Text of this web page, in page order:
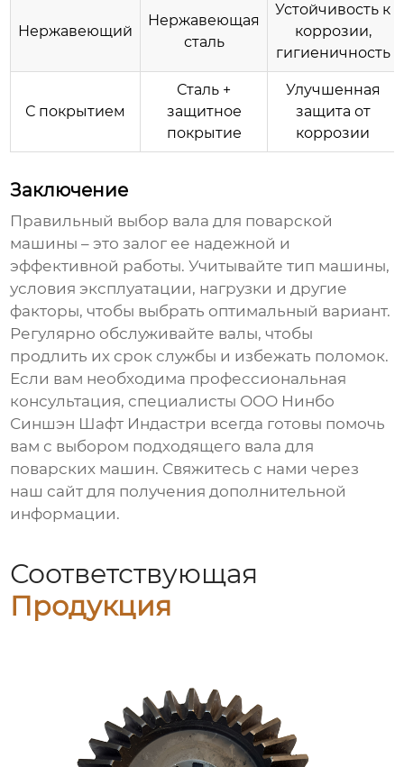
Нержавеющий
Нержавеющая
сталь
Устойчивость к
коррозии,
гигиеничность
С покрытием
Сталь +
защитное
покрытие
Улучшенная
защита от
коррозии
Заключение
Правильный выбор вала для поварской
машины – это залог ее надежной и
эффективной работы. Учитывайте тип машины,
условия эксплуатации, нагрузки и другие
факторы, чтобы выбрать оптимальный вариант.
Регулярно обслуживайте валы, чтобы
продлить их срок службы и избежать поломок.
Если вам необходима профессиональная
консультация, специалисты ООО Нинбо
Синшэн Шафт Индастри всегда готовы помочь
вам с выбором подходящего вала для
поварских машин. Свяжитесь с нами через
наш сайт для получения дополнительной
информации.
Соответствующая
Продукция